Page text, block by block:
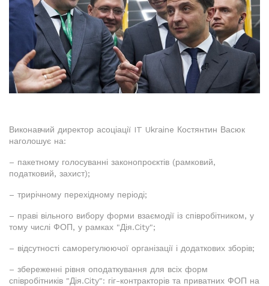
Виконавчий директор асоціації IT Ukraine Костянтин Васюк
наголошує на:
– пакетному голосуванні законопроєктів (рамковий,
податковий, захист);
– трирічному перехідному періоді;
– праві вільного вибору форми взаємодії із співробітником, у
тому числі ФОП, у рамках "Дія.City";
– відсутності саморегулюючої організації і додаткових зборів;
– збереженні рівня оподаткування для всіх форм
співробітників "Дія.City": гіг-контракторів та приватних ФОП на